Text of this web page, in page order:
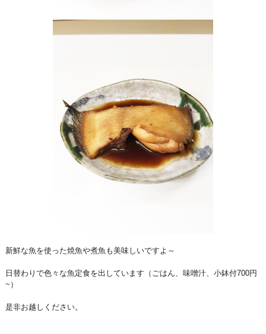
新鮮な魚を使った焼魚や煮魚も美味しいですよ～
日替わりで色々な魚定食を出しています（ごはん、味噌汁、小鉢付700円
~）
是非お越しください。